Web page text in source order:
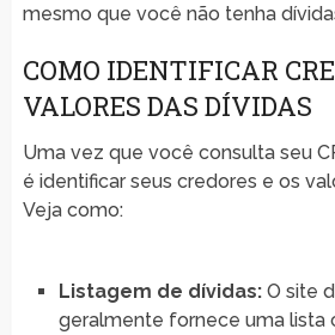
mesmo que você não tenha
COMO IDENTIFICAR
VALORES DAS DÍVIDAS
Uma vez que você consulta seu
é identificar seus credores e os
Veja como:
Listagem de dívidas:O site
geralmente fornece uma lista